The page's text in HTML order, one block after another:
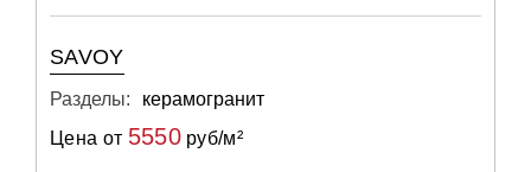
SAVOY
Разделы:
керамогранит
Цена от 5550руб/м²